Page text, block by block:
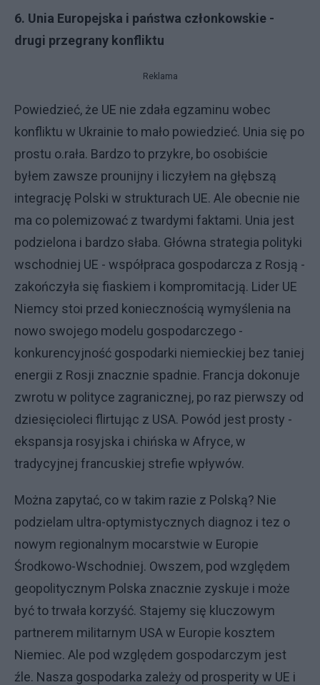
6. Unia Europejska i państwa członkowskie -
drugi przegrany konfliktu
Reklama
Powiedzieć, że UE nie zdała egzaminu wobec
konfliktu w Ukrainie to mało powiedzieć. Unia się po
prostu o.rała. Bardzo to przykre, bo osobiście
byłem zawsze prounijny i liczyłem na głębszą
integrację Polski w strukturach UE. Ale obecnie nie
ma co polemizować z twardymi faktami. Unia jest
podzielona i bardzo słaba. Główna strategia polityki
wschodniej UE - współpraca gospodarcza z Rosją -
zakończyła się fiaskiem i kompromitacją. Lider UE
Niemcy stoi przed koniecznością wymyślenia na
nowo swojego modelu gospodarczego -
konkurencyjność gospodarki niemieckiej bez taniej
energii z Rosji znacznie spadnie. Francja dokonuje
zwrotu w polityce zagranicznej, po raz pierwszy od
dziesięcioleci flirtując z USA. Powód jest prosty -
ekspansja rosyjska i chińska w Afryce, w
tradycyjnej francuskiej strefie wpływów.
Można zapytać, co w takim razie z Polską? Nie
podzielam ultra-optymistycznych diagnoz i tez o
nowym regionalnym mocarstwie w Europie
Środkowo-Wschodniej. Owszem, pod względem
geopolitycznym Polska znacznie zyskuje i może
być to trwała korzyść. Stajemy się kluczowym
partnerem militarnym USA w Europie kosztem
Niemiec. Ale pod względem gospodarczym jest
źle. Nasza gospodarka zależy od prosperity w UE i